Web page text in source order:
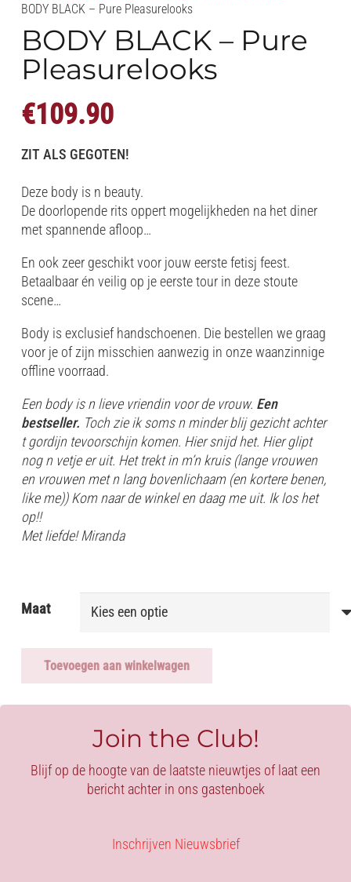
BODY BLACK – Pure Pleasurelooks
BODY BLACK – Pure
Pleasurelooks
€109.90
ZIT ALS GEGOTEN!
Deze body is n beauty.
De doorlopende rits oppert mogelijkheden na het diner
met spannende afloop…
En ook zeer geschikt voor jouw eerste fetisj feest.
Betaalbaar én veilig op je eerste tour in deze stoute
scene…
Body is exclusief handschoenen. Die bestellen we graag
voor je of zijn misschien aanwezig in onze waanzinnige
offline voorraad.
Een body is n lieve vriendin voor de vrouw. Een
bestseller. Toch zie ik soms n minder blij gezicht achter
t gordijn tevoorschijn komen. Hier snijd het. Hier glipt
nog n vetje er uit. Het trekt in m’n kruis (lange vrouwen
en vrouwen met n lang bovenlichaam (en kortere benen,
like me)) Kom naar de winkel en daag me uit. Ik los het
op!!
Met liefde! Miranda
Maat
BODY
Pleasurelooks
aantal
Toevoegen aan winkelwagen
Join the Club!
Blijf op de hoogte van de laatste nieuwtjes of laat een
bericht achter in ons gastenboek
Inschrijven Nieuwsbrief